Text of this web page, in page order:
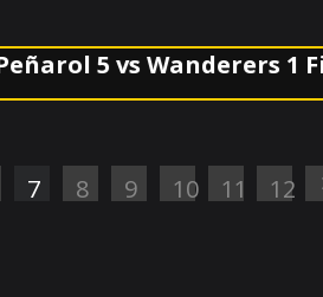
5 vs Wanderers 1 Final
7 8 9 10 11 12